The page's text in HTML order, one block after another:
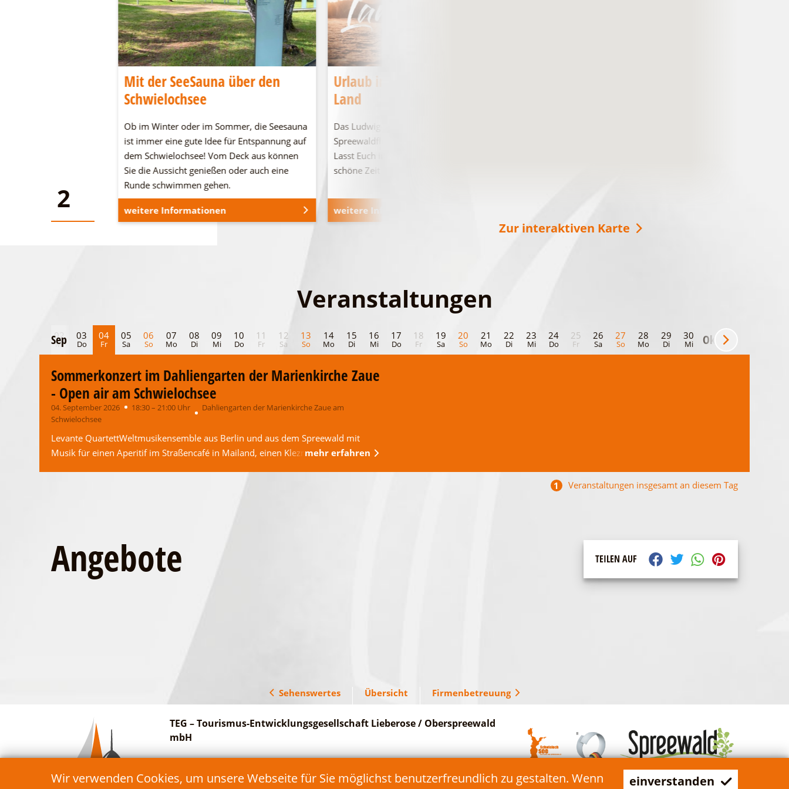
einverstanden
Wir verwenden Cookies, um unsere Webseite für Sie möglichst benutzerfreundlich zu gestalten. Wenn
Mit der SeeSauna über den
Schwielochsee
Ob im Winter oder im Sommer, die Seesauna
ist immer eine gute Idee für Entspannung auf
dem Schwielochsee! Vom Deck aus können
Sie die Aussicht genießen oder auch eine
Runde schwimmen gehen.
weitere Informationen
Urlaub im Ludwig-Leichhardt-
Land
Das Ludwig-Leichhardt-Land an den
Spreewaldfließen, den Seen und in der Heide.
Lasst Euch inspirieren und verbringt eine
schöne Zeit bei …
weitere Informationen
2
Zur interaktiven Karte
Veranstaltungen
02
Mi
03
Do
04
Fr
05
Sa
06
So
07
Mo
08
Di
09
Mi
10
Do
11
Fr
12
Sa
13
So
14
Mo
15
Di
16
Mi
17
Do
18
Fr
19
Sa
20
So
21
Mo
22
Di
23
Mi
24
Do
25
Fr
26
Sa
27
So
28
Mo
29
Di
30
Mi Okt 01
Do
Sep
Sommerkonzert im Dahliengarten der Marienkirche Zaue
- Open air am Schwielochsee
04. September 2026 18:30 – 21:00 Uhr
Dahliengarten der Marienkirche Zaue am
Schwielochsee
Levante QuartettWeltmusikensemble aus Berlin und aus dem Spreewald mit
Musik für einen Aperitif im Straßencafé in Mailand, einen Klezmertanz im …
mehr erfahren
1 Veranstaltungen insgesamt an diesem Tag
Angebote TEILEN AUF
Sehenswertes Übersicht Firmenbetreuung
TEG – Tourismus-Entwicklungsgesellschaft Lieberose / Oberspreewald
mbH
15913 Schwielochsee
Fax: 035478/17 90 99